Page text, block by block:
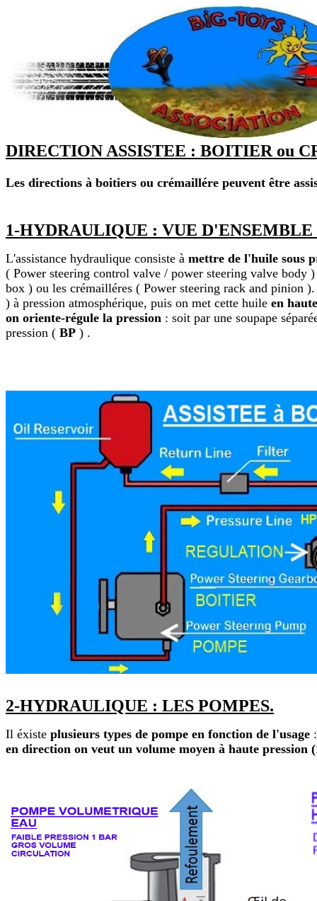
DIRECTION ASSISTEE : BOITIER ou
Les directions à boitiers ou crémaillére peuvent être
1-HYDRAULIQUE : VUE
L'assistance hydraulique consiste à mettre de l'huile sous
( Power steering control valve / power steering valve body
box ) ou les crémailléres ( Power steering rack and pinion
) à pression atmosphérique, puis on met cette huile en
on oriente-régule la pression : soit par une soupape
pression ( BP ) .
2-HYDRAULIQUE : LES POMPES.
Il éxiste plusieurs types de pompe en fonction de l'usage
en direction on veut un volume moyen à haute pression